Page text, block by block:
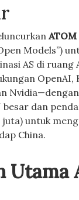
Models”)
AS di ruang
OpenAI,
besar dan
juta) untuk
China.
Utama